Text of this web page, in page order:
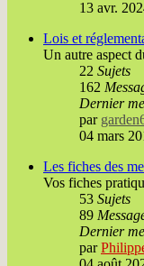
13 avr.
Lois et
Un autre aspect
22 Sujets
162
Dernier
par
04 mars
Les fiches des
Vos fiches
53 Sujets
89
Dernier
par